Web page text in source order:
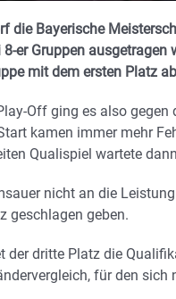
die Bayerische
er Gruppen
mit dem ersten Platz
Off ging es also gegen
kamen immer mehr
Qualispiel wartete
nicht an die
geschlagen geben.
der dritte Platz die
für den